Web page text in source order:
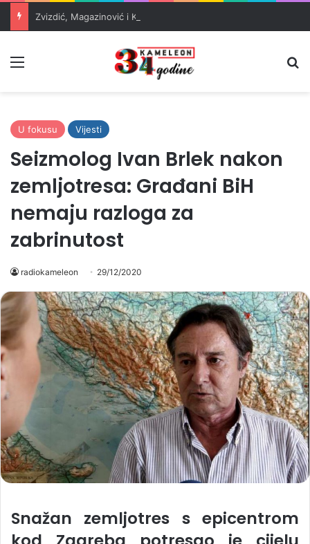
U fokusu Vijesti
Seizmolog Ivan Brlek nakon
zemljotresa: Građani BiH
nemaju razloga za
zabrinutost
radiokameleon 29/12/2020
Snažan zemljotres s epicentrom